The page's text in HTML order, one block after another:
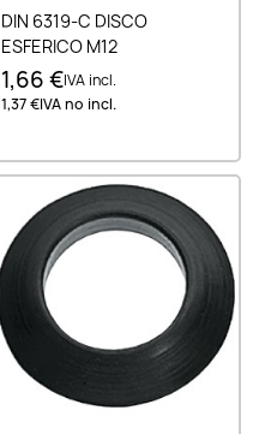
DIN 6319-C DISCO
ESFERICO M12
1,66 €IVA incl.
1,37 €IVA no incl.